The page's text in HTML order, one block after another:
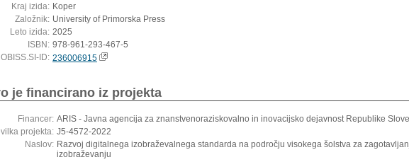
Kraj izida: Koper
Založnik: University of Primorska Press
Leto izida: 2025
ISBN: 978-961-293-467-5
ID: 236006915
je financirano iz projekta
Financer: ARIS - Javna agencija za znanstvenoraziskovalno in inovacijsko dejavnost Republike
projekta: J5-4572-2022
Naslov: Razvoj digitalnega izobraževalnega standarda na področju visokega šolstva za
izobraževanju